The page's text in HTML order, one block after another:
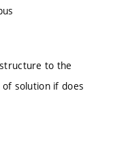
to the
solution if does